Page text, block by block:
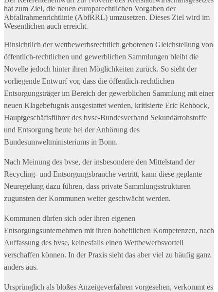
hat zum Ziel, die neuen europarechtlichen Vorgaben der
Abfallrahmenrichtlinie (AbfRRL) umzusetzen. Dieses Ziel wird im
Wesentlichen auch erreicht.
Hinsichtlich der wettbewerbsrechtlich gebotenen Gleichstellung von
öffentlich-rechtlichen und gewerblichen Sammlungen bleibt die
Novelle jedoch hinter ihren Möglichkeiten zurück. So sieht der
vorliegende Entwurf vor, dass die öffentlich-rechtlichen
Entsorgungsträger im Bereich der gewerblichen Sammlung mit einer
neuen Klagebefugnis ausgestattet werden, kritisierte Eric Rehbock,
Hauptgeschäftsführer des bvse-Bundesverband Sekundärrohstoffe
und Entsorgung heute bei der Anhörung des
Bundesumweltministeriums in Bonn.
Nach Meinung des bvse, der insbesondere den Mittelstand der
Recycling- und Entsorgungsbranche vertritt, kann diese geplante
Neuregelung dazu führen, dass private Sammlungsstrukturen
zugunsten der Kommunen weiter geschwächt werden.
Kommunen dürfen sich oder ihren eigenen
Entsorgungsunternehmen mit ihren hoheitlichen Kompetenzen, nach
Auffassung des bvse, keinesfalls einen Wettbewerbsvorteil
verschaffen können. In der Praxis sieht das aber viel zu häufig ganz
anders aus.
Ursprünglich als bloßes Anzeigeverfahren vorgesehen, verkommt es